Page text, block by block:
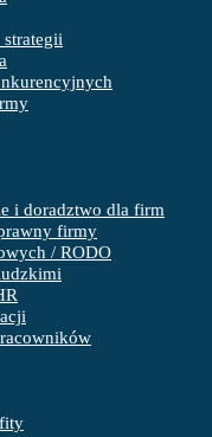
i doradztwo dla firm
firmy
/ RODO